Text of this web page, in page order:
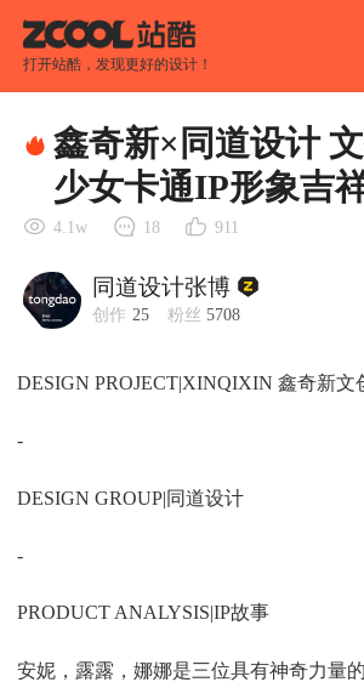
打开站酷，发现更好的设计！
鑫奇新×同道设计
少女卡通IP形象吉
4.1w 18 911
同道设计张博
创作 25 粉丝 5708
DESIGN PROJECT|XINQIXIN 鑫奇新文
-
DESIGN GROUP|同道设计
-
PRODUCT ANALYSIS|IP故事
安妮，露露，娜娜是三位具有神奇力量